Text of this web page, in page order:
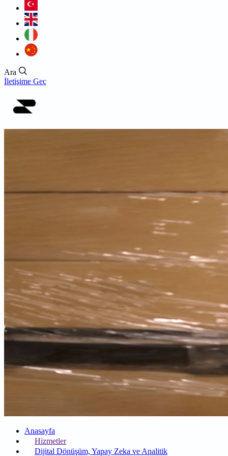
Ara
İletişime Geç
Anasayfa
Hizmetler
Dijital Dönüşüm, Yapay Zeka ve Analitik